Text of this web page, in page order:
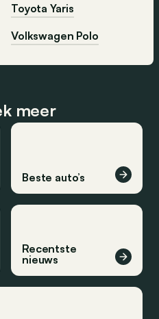
Toyota Yaris
Volkswagen Polo
meer
Beste auto’s
Recentste
nieuws